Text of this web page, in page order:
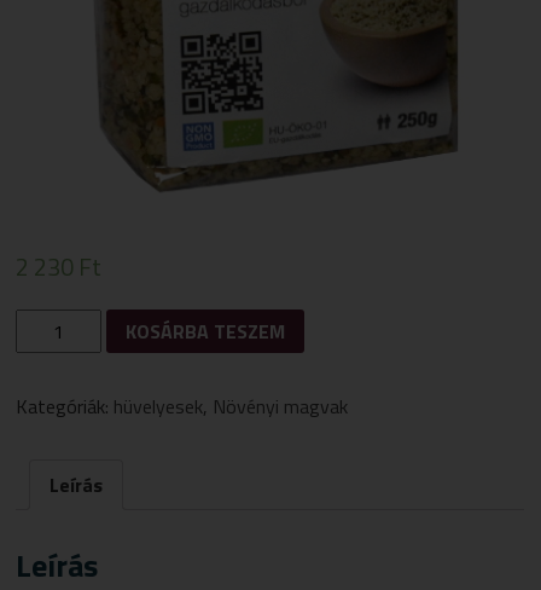
2 230 Ft
GREENMARK
250
KOSÁRBA TESZEM
Kategóriák: hüvelyesek, Növényi magvak
Leírás
Leírás